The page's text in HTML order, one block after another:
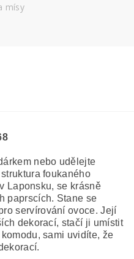
mísy
nebo udělejte
foukaného
Laponsku, se krásně
paprscích. Stane se
servírování ovoce. Její
dekorací, stačí ji umístit
sami uvidíte, že